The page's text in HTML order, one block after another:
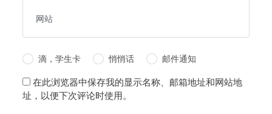
滴，学生卡 悄悄话 邮件通知
在此浏览器中保存我的显示名称、邮箱地址和网站地
址，以便下次评论时使用。